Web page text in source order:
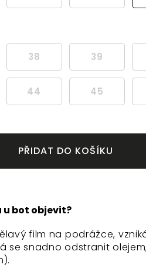
38 39
44 45
PŘIDAT DO KOŠÍKU
u bot objevit?
film na podrážce,
se snadno odstranit